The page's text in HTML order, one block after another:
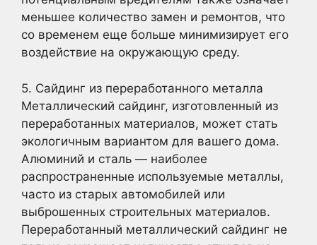
меньшее количество замен и ремонтов, что
со временем еще больше минимизирует его
воздействие на окружающую среду.
5. Сайдинг из переработанного металла
Металлический сайдинг, изготовленный из
переработанных материалов, может стать
экологичным вариантом для вашего дома.
Алюминий и сталь — наиболее
распространенные используемые металлы,
часто из старых автомобилей или
выброшенных строительных материалов.
Переработанный металлический сайдинг не